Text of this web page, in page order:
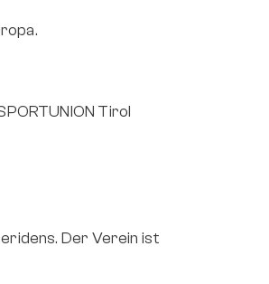
Tirol
Der Verein ist